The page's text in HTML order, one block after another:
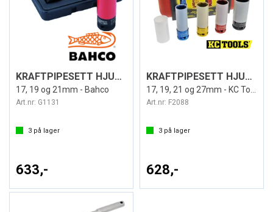
KRAFTPIPESETT HJUL 1/2" 3STK - METRISK
17, 19 og 21mm - Bahco
Art.nr: G1131
3 på lager
633,-
KRAFTPIPESETT HJUL 1/2" 4STK - METRISK
Art.nr: F2088
3 på lager
628,-